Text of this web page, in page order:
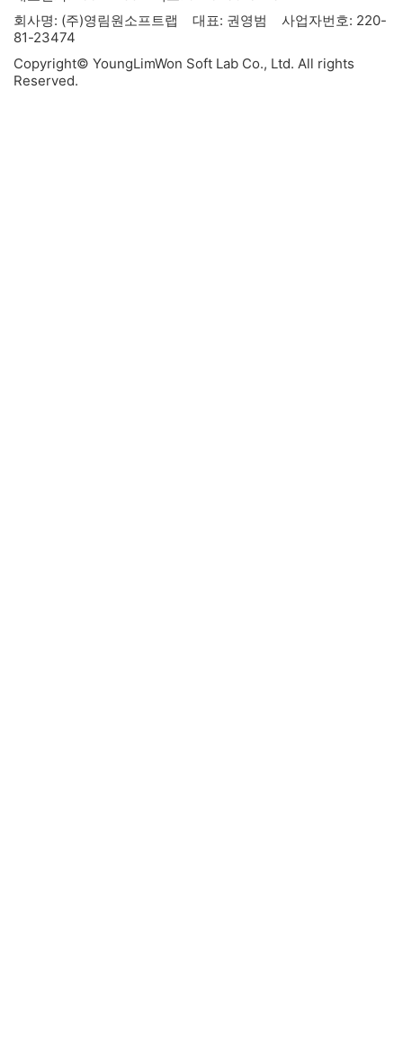
회사명: (주)영림원소프트랩 대표: 권영범 사업자번호: 220-
81-23474
Copyright© YoungLimWon Soft Lab Co., Ltd. All rights
Reserved.